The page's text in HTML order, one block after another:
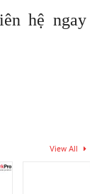
hệ ngay
cho đầu RJ45
View All